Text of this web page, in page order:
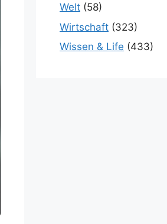
Welt (58)
Wirtschaft (323)
Wissen & Life (433)